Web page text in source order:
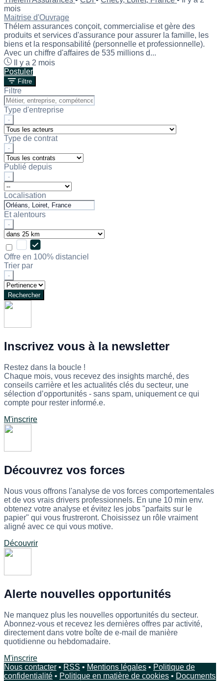
mois
Maitrise d'Ouvrage
Thélem assurances conçoit, commercialise et gère des
produits et services d'assurance pour assurer la famille, les
biens et la responsabilité (personnelle et professionnelle).
Avec un chiffre d'affaires de 535 millions d...
Il y a 2 mois
Postuler
Filtre
Filtre
Type d'entreprise
-
Type de contrat
-
Publié depuis
-
Localisation
Et alentours
-
Offre en 100% distanciel
Trier par
-
Rechercher
Inscrivez vous à la newsletter
Restez dans la boucle !
Chaque mois, vous recevez des insights marché, des
conseils carrière et les actualités clés du secteur, une
sélection d’opportunités - sans spam, uniquement ce qui
compte pour rester informé.e.
M'inscrire
Découvrez vos forces
Nous vous offrons l'analyse de vos forces comportementales
et de vos vrais drivers professionnels. En une 10 min env.
obtenez votre analyse et évitez les jobs "parfaits sur le
papier" qui vous frustreront. Choisissez un rôle vraiment
aligné avec ce qui vous motive.
Découvrir
Alerte nouvelles opportunités
Ne manquez plus les nouvelles opportunités du secteur.
Abonnez-vous et recevez les dernières offres par activité,
directement dans votre boîte de e-mail de manière
quotidienne ou hebdomadaire.
M'inscrire
Nous contacter • RSS • Mentions légales • Politique de
confidentialité • Politique en matière de cookies • Documents